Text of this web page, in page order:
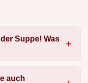
Suppe! Was
auch